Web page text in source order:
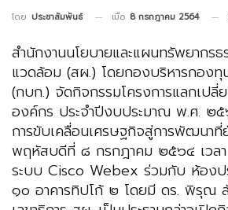
โดย ประชาสัมพันธ์ เมื่อ 8 กรกฎาคม 2564
สำนักงานนโยบายและแผนทรัพยากรธ
แวดล้อม (สผ.) โดยกองบริหารกอง
(กบก.) จัดกิจกรรมโครงการแลกเปลี่
องค์กร ประจำปีงบประมาณ พ.ศ. ๒๕
การขับเคลื่อนเศรษฐกิจสู่การพัฒนาที่
พฤหัสบดีที่ ๘ กรกฎาคม ๒๕๖๔ เวล
ระบบ Cisco Webex ร่วมกับ ห้อง
๑๐ อาคารทิปโก้ ๒ โดยมี ดร. พิรุณ